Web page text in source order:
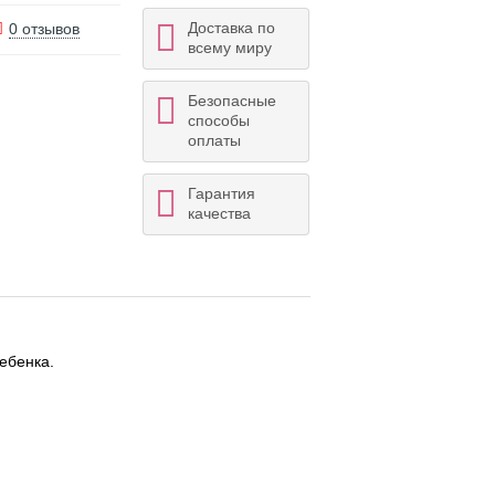
0 отзывов
Доставка по
всему миру
Безопасные
способы
оплаты
Гарантия
качества